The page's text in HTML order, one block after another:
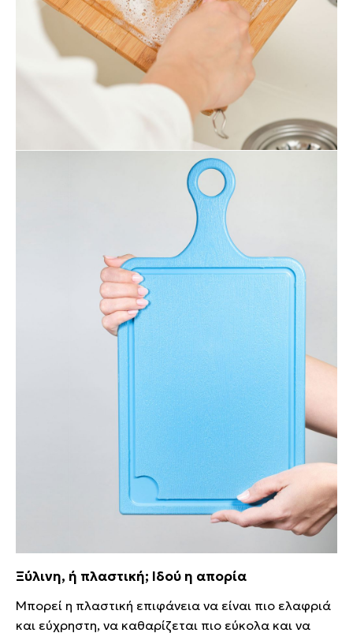
Ξύλινη, ή πλαστική; Ιδού η απορία
Μπορεί η πλαστική επιφάνεια να είναι πιο ελαφριά
και εύχρηστη, να καθαρίζεται πιο εύκολα και να